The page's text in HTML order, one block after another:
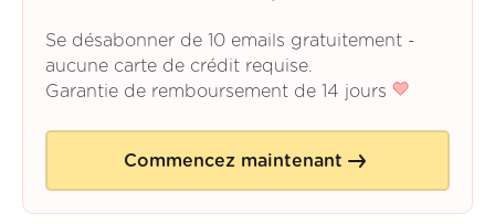
Se désabonner de 10 emails gratuitement -
aucune carte de crédit requise.
Garantie de remboursement de 14 jours
Commencez maintenant